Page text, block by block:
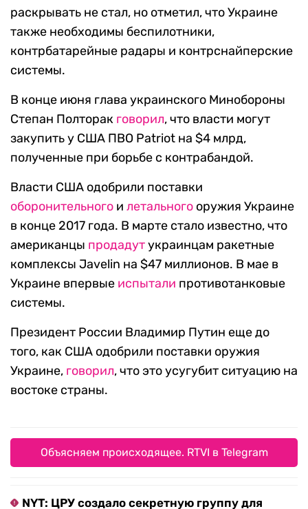
раскрывать не стал, но отметил, что Украине
также необходимы беспилотники,
контрбатарейные радары и контрснайперские
системы.
В конце июня глава украинского Минобороны
Степан Полторак говорил, что власти могут
закупить у США ПВО Patriot на $4 млрд,
полученные при борьбе с контрабандой.
Власти США одобрили поставки
оборонительного и летального оружия Украине
в конце 2017 года. В марте стало известно, что
американцы продадутукраинцам ракетные
комплексы Javelin на $47 миллионов. В мае в
Украине впервые испытали противотанковые
системы.
Президент России Владимир Путин еще до
того, как США одобрили поставки оружия
Украине, говорил, что это усугубит ситуацию на
востоке страны.
Объясняем происходящее. RTVI в Telegram
NYT: ЦРУ создало секретную группу для